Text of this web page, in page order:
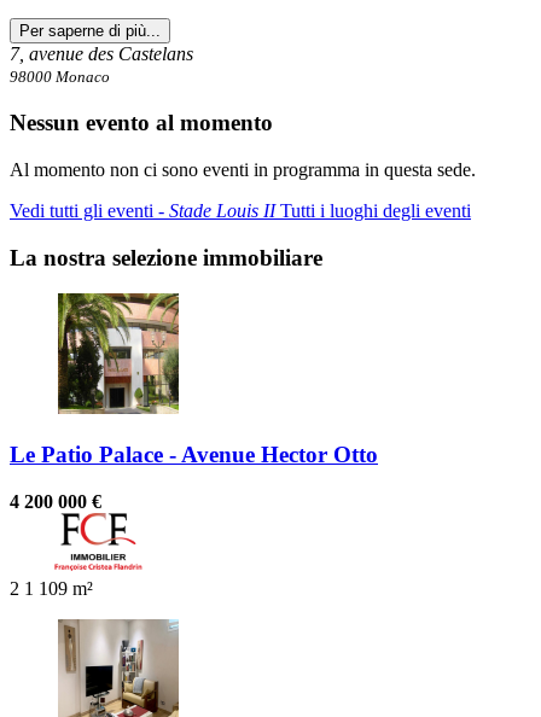
Per saperne di più...
7, avenue des Castelans
98000 Monaco
Nessun evento al momento
Al momento non ci sono eventi in programma in questa sede.
Vedi tutti gli eventi ‐ Stade Louis II Tutti i luoghi degli eventi
La nostra selezione immobiliare
Le Patio Palace - Avenue Hector Otto
4 200 000 €
2 1 109 m²